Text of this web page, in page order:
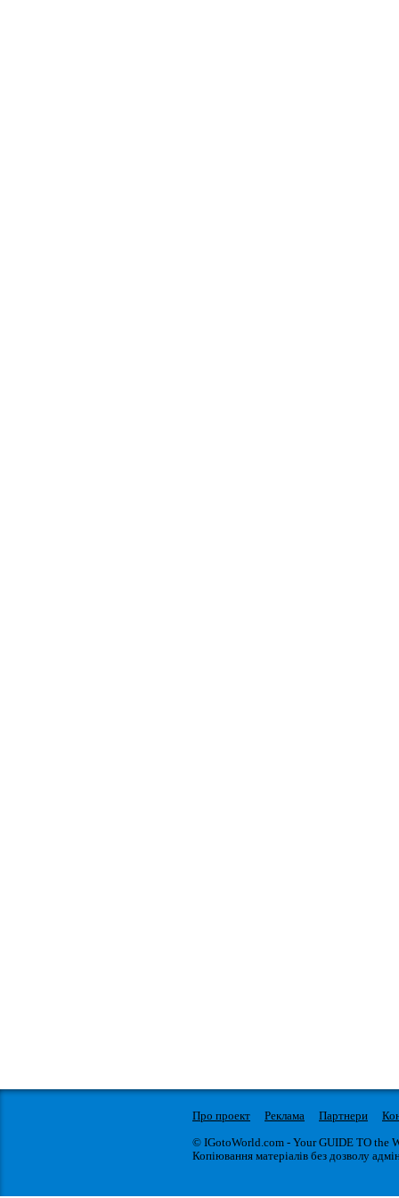
Про проект Реклама Партнери
© IGotoWorld.com - Your GUIDE TO the
Копіювання матеріалів без дозволу